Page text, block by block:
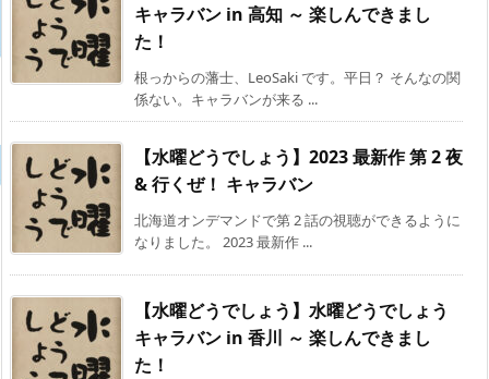
キャラバン in 高知 ～ 楽しんできまし
た！
根っからの藩士、LeoSaki です。平日？ そんなの関
係ない。キャラバンが来る ...
【水曜どうでしょう】2023 最新作 第 2 夜
& 行くぜ！ キャラバン
北海道オンデマンドで第 2 話の視聴ができるように
なりました。 2023 最新作 ...
【水曜どうでしょう】水曜どうでしょう
キャラバン in 香川 ～ 楽しんできまし
た！